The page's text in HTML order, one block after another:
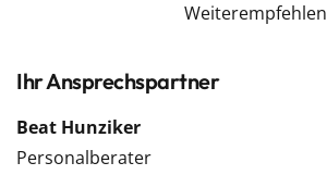
Weiterempfehlen
Ihr Ansprechspartner
Beat Hunziker
Personalberater